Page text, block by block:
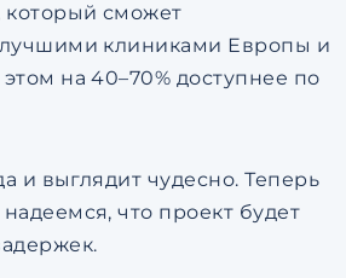
который сможет
лучшими клиниками Европы и
на 40–70% доступнее по
и выглядит чудесно. Теперь
что проект будет